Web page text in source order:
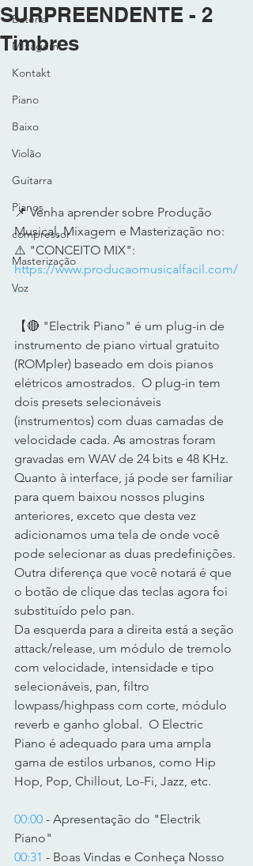
Bateria
MIxagem
Kontakt
Piano
Baixo
Violão
Guitarra
Pianos
compressor
Masterização
Voz
SURPREENDENTE - 2
Timbres
📌 Venha aprender sobre Produção
Musical, Mixagem e Masterização no:
⚠️ "CONCEITO MIX":
https://www.producaomusicalfacil.com/
...
【🔴 "Electrik Piano" é um plug-in de
instrumento de piano virtual gratuito
(ROMpler) baseado em dois pianos
elétricos amostrados.  O plug-in tem
dois presets selecionáveis ​​
(instrumentos) com duas camadas de
velocidade cada. As amostras foram
gravadas em WAV de 24 bits e 48 KHz.
Quanto à interface, já pode ser familiar
para quem baixou nossos plugins
anteriores, exceto que desta vez
adicionamos uma tela de onde você
pode selecionar as duas predefinições.
Outra diferença que você notará é que
o botão de clique das teclas agora foi
substituído pelo pan.
Da esquerda para a direita está a seção
attack/release, um módulo de tremolo
com velocidade, intensidade e tipo
selecionáveis, pan, filtro
lowpass/highpass com corte, módulo
reverb e ganho global.  O Electric
Piano é adequado para uma ampla
gama de estilos urbanos, como Hip
Hop, Pop, Chillout, Lo-Fi, Jazz, etc.
00:00 - Apresentação do "Electrik
Piano"
00:31 - Boas Vindas e Conheça Nosso